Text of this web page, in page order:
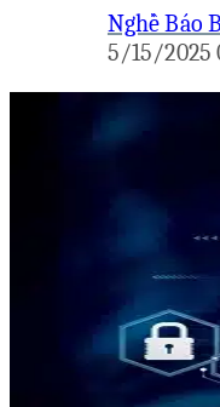
Nghề Báo
5/15/2025